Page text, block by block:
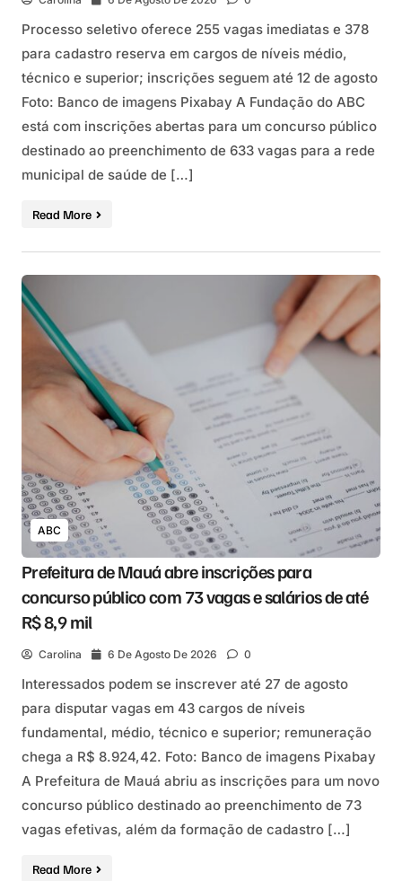
Processo seletivo oferece 255 vagas imediatas e 378
para cadastro reserva em cargos de níveis médio,
técnico e superior; inscrições seguem até 12 de agosto
Foto: Banco de imagens Pixabay A Fundação do ABC
está com inscrições abertas para um concurso público
destinado ao preenchimento de 633 vagas para a rede
municipal de saúde de […]
Read More
ABC
Prefeitura de Mauá abre inscrições para
concurso público com 73 vagas e salários de até
R$ 8,9 mil
Carolina 6 De Agosto De 2026 0
Interessados podem se inscrever até 27 de agosto
para disputar vagas em 43 cargos de níveis
fundamental, médio, técnico e superior; remuneração
chega a R$ 8.924,42. Foto: Banco de imagens Pixabay
A Prefeitura de Mauá abriu as inscrições para um novo
concurso público destinado ao preenchimento de 73
vagas efetivas, além da formação de cadastro […]
Read More